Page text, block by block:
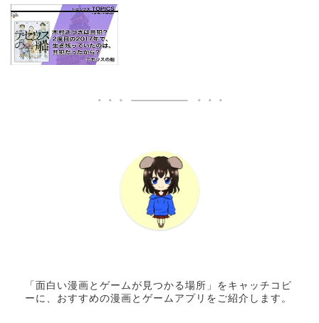
「面白い漫画とゲームが見つかる場所」をキャッチコピ
ーに、おすすめの漫画とゲームアプリをご紹介します。